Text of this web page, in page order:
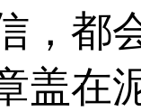
，都
盖在